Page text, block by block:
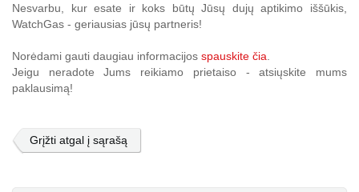
Nesvarbu, kur esate ir koks būtų Jūsų dujų aptikimo iššūkis,
WatchGas - geriausias jūsų partneris!
Norėdami gauti daugiau informacijos spauskite čia
Jeigu neradote Jums reikiamo prietaiso - atsiųskite mums
paklausimą!
Grįžti atgal į sąrašą